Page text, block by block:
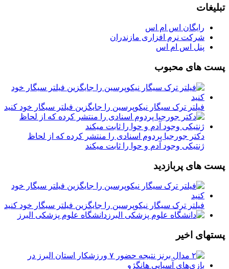
تبلیغات
رایگان اس ام اس
شرکت نرم افزاری مازندران
پنل اس ام اس
پست های محبوب
فیلتر ترک سیگار نیکوپرسین را جایگزین فیلتر سیگار خود کنید
دکتر جورجیا پردوم اسنادی را منتشر کرده که از لحاظ
ژنتیکی وجود آدم و حوا را ثابت میکند
پست های پربازدید
فیلتر ترک سیگار نیکوپرسین را جایگزین فیلتر سیگار خود کنید
دانشگاه علوم پزشکی البرز
پستهای اخیر